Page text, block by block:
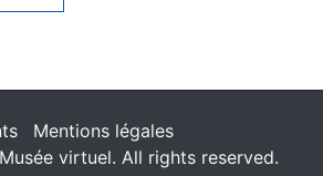
Mentions légales
virtuel. All rights reserved.